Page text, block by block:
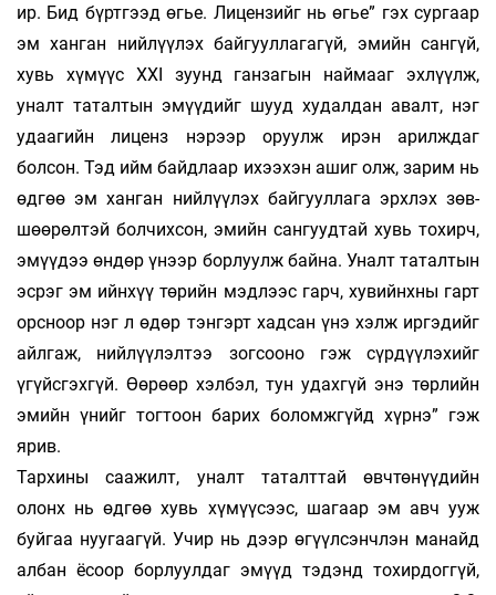
ир. Бид бүртгээд өгье. Лицензийг нь өгье” гэх сургаар
эм ханган нийлүүлэх байгууллагагүй, эмийн сангүй,
хувь хүмүүс XXI зуунд ганзагын наймааг эхлүүлж,
уналт таталтын эмүүдийг шууд худалдан авалт, нэг
удаагийн лиценз нэрээр оруулж ирэн арилж­даг
болсон. Тэд ийм байд­лаар ихээхэн ашиг олж, зарим нь
өд­гөө эм ханган нийлүүлэх байгууллага эрхлэх зөв­
шөө­рөлтэй болчихсон, эмийн сан­гууд­тай хувь тохирч,
эмүү­дээ өндөр үнээр борлуулж байна. Уналт та­талтын
эсрэг эм ийнхүү төрийн мэдлээс гарч, ху­вийнхны гарт
орсноор нэг л өдөр тэнгэрт хадсан үнэ хэлж иргэдийг
айлгаж, ний­­­лүүлэлтээ зогсооно гэж сүрдүүлэхийг
үгүйс­гэх­гүй. Өөрөөр хэлбэл, тун удахгүй энэ төрлийн
эмийн үнийг тог­тоон барих боломжгүйд хүрнэ” гэж
ярив.
Тархины саажилт, уналт таталттай өвч­тө­нүүдийн
олонх нь өдгөө хувь хүмүүсээс, ша­гаар эм авч ууж
буйгаа нуугаагүй. Учир нь дээр өгүүл­сэнчлэн манайд
албан ёсоор борлуулдаг эмүүд тэдэнд тохирдоггүй,